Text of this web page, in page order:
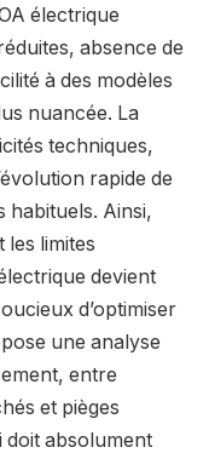
électrique
absence de
à des modèles
nuancée. La
techniques,
rapide de
habituels. Ainsi,
les limites
devient
d’optimiser
une analyse
entre
et pièges
doit absolument